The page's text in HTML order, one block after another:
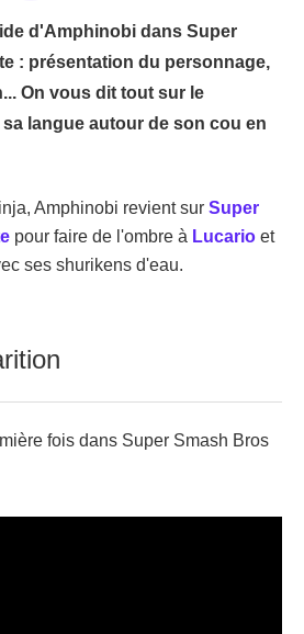
d'Amphinobi dans Super
: présentation du personnage,
On vous dit tout sur le
langue autour de son cou en
Amphinobi revient sur Super
pour faire de l'ombre à Lucario et
ses shurikens d'eau.
fois dans Super Smash Bros